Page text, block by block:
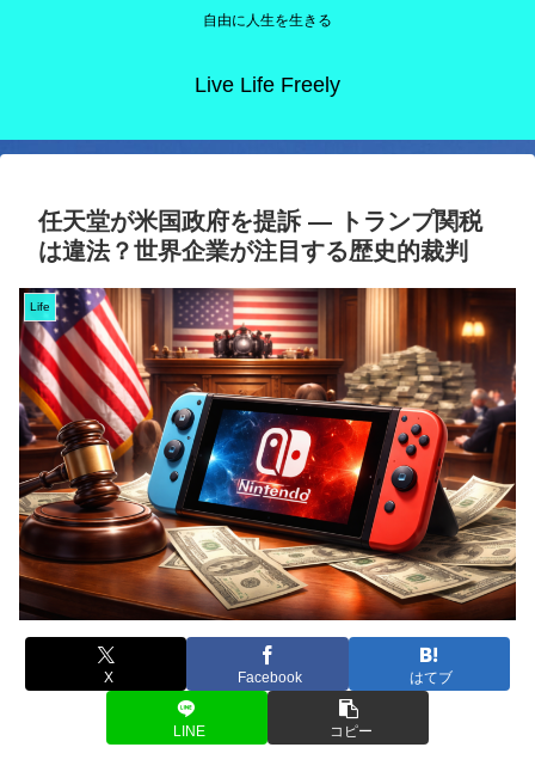
自由に人生を生きる
Live Life Freely
任天堂が米国政府を提訴 ― トランプ関税
は違法？世界企業が注目する歴史的裁判
Life
X Facebook はてブ
LINE コピー